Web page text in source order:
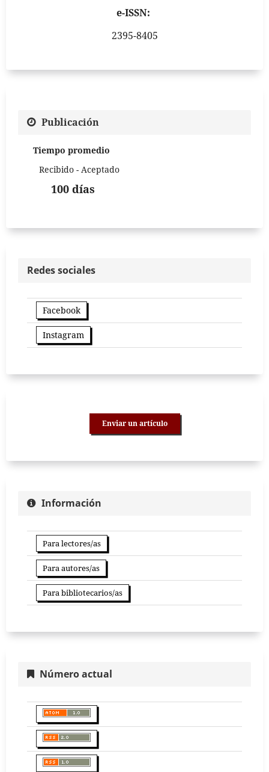
e-ISSN:
2395-8405
Publicación
Tiempo promedio
Recibido - Aceptado
100 días
Redes sociales
Facebook
Instagram
Enviar un artículo
Información
Para lectores/as
Para autores/as
Para bibliotecarios/as
Número actual